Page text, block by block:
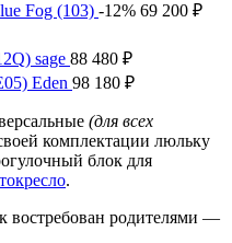
Fog (103) -12% 69 200 ₽
sage 88 480 ₽
Eden 98 180 ₽
(для всех
комплектации люльку
блок для
.
востребован родителями —